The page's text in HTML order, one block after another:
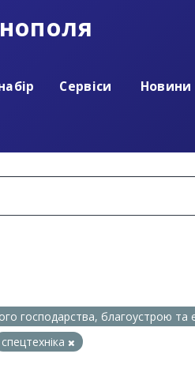
Сервіси Новини
господарства, благоустрою та
спецтехніка